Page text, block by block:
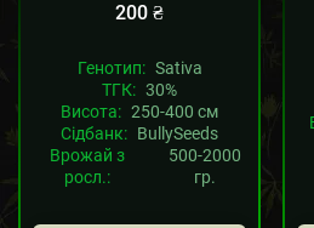
200₴
Генотип: Sativa
ТГК: 30%
Висота: 250-400 см
Сідбанк: BullySeeds
Врожай з
росл.:
500-2000
гр.